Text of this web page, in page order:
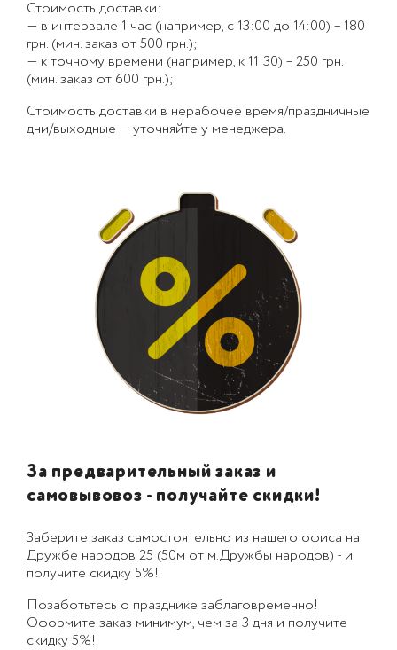
Стоимость доставки:
— в интервале 1 час (например, с 13:00 до 14:00) – 180
грн. (мин. заказ от 500 грн.);
— к точному времени (например, к 11:30) – 250 грн.
(мин. заказ от 600 грн.);
Стоимость доставки в нерабочее время/праздничные
дни/выходные — уточняйте у менеджера.
За предварительный заказ и
самовывовоз - получайте скидки!
Заберите заказ самостоятельно из нашего офиса на
Дружбе народов 25 (50м от м.Дружбы народов) - и
получите скидку 5%!
Позаботьтесь о празднике заблаговременно!
Оформите заказ минимум, чем за 3 дня и получите
скидку 5%!